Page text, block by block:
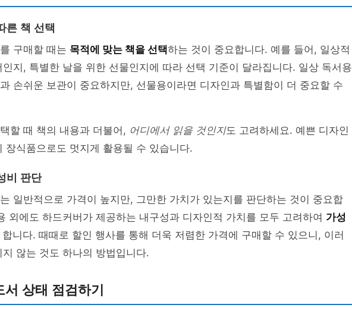
른 책 선택
구매할 때는 목적에 맞는 책을 선택하는 것이 중요합니다. 예를 들어, 일상적
인지, 특별한 날을 위한 선물인지에 따라 선택 기준이 달라집니다. 일상 독서용
손쉬운 보관이 중요하지만, 선물용이라면 디자인과 특별함이 더 중요할 수
할 때 책의 내용과 더불어, 어디에서 읽을 것인지도 고려하세요. 예쁜 디자인
장식품으로도 멋지게 활용될 수 있습니다.
비 판단
일반적으로 가격이 높지만, 그만한 가치가 있는지를 판단하는 것이 중요합
외에도 하드커버가 제공하는 내구성과 디자인적 가치를 모두 고려하여 가성
니다. 때때로 할인 행사를 통해 더욱 저렴한 가격에 구매할 수 있으니, 이러
않는 것도 하나의 방법입니다.
상태 점검하기